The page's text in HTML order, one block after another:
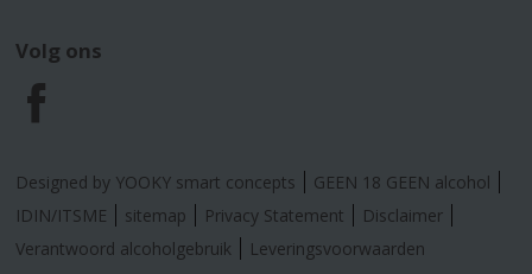
Volg ons
F
a
c
Designed by YOOKY smart concepts
GEEN 18 GEEN alcohol
IDIN/ITSME
sitemap Privacy Statement
Disclaimer
Verantwoord alcoholgebruik
Leveringsvoorwaarden